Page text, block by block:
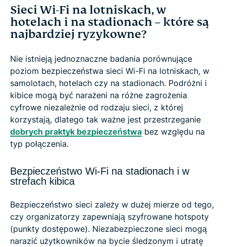
Sieci Wi-Fi na lotniskach, w
hotelach i na stadionach – które są
najbardziej ryzykowne?
Nie istnieją jednoznaczne badania porównujące
poziom bezpieczeństwa sieci Wi-Fi na lotniskach, w
samolotach, hotelach czy na stadionach. Podróżni i
kibice mogą być narażeni na różne zagrożenia
cyfrowe niezależnie od rodzaju sieci, z której
korzystają, dlatego tak ważne jest przestrzeganie
dobrych praktyk bezpieczeństwa bez względu na
typ połączenia.
Bezpieczeństwo Wi-Fi na stadionach i w
strefach kibica
Bezpieczeństwo sieci zależy w dużej mierze od tego,
czy organizatorzy zapewniają szyfrowane hotspoty
(punkty dostępowe). Niezabezpieczone sieci mogą
narazić użytkowników na bycie śledzonym i utratę